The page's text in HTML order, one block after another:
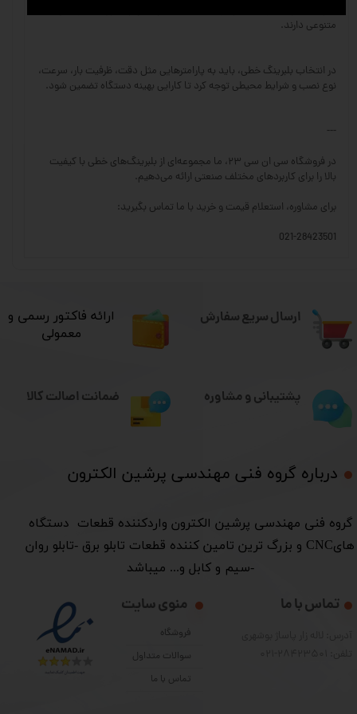
متنوعی دارند.
در انتخاب بلبرینگ خطی، باید به پارامترهایی مثل دقت، ظرفیت بار، سرعت،
نوع نصب و شرایط محیطی توجه کرد تا کارایی بهینه دستگاه تضمین شود.
---
در فروشگاه سی ان سی ۲۳، ما مجموعه‌ای از بلبرینگ‌های خطی با کیفیت
بالا را برای کاربردهای مختلف صنعتی ارائه می‌دهیم.
برای مشاوره، استعلام قیمت و خرید با ما تماس بگیرید:
021-28423501
ارسال سریع سفارش
درباره گروه فنی مهندسی پرشین الکترون​​​​​​​
​گروه فنی مهندسی پرشین الکترون واردکننده قطعات دستگاه
هایCNC و بزرگ ترین تامین کننده قطعات تابلو برق -تابلو روان
-سیم و کابل و... میباشد
منوی سایت
فروشگاه
سوالات متداول
تماس با ما
تماس با ما
​ارائه فاکتور رسمی و
معمولی
پشتیبانی و مشاوره ضمانت اصالت کالا